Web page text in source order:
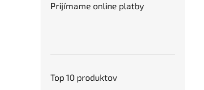
Prijímame online platby
Top 10 produktov